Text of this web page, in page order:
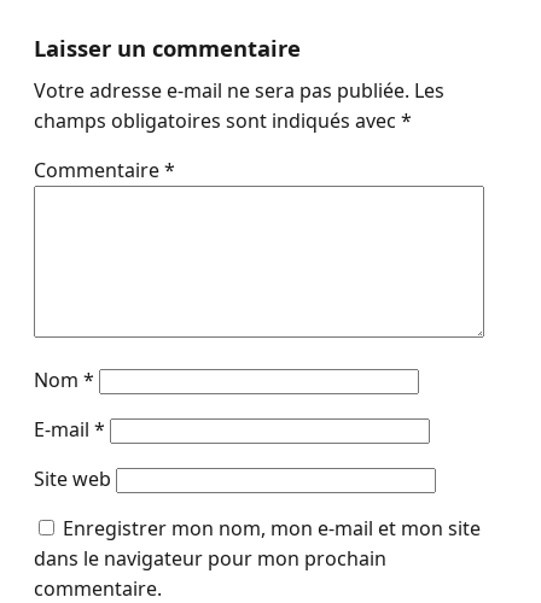
Laisser un commentaire
Votre adresse e-mail ne sera pas publiée. Les
champs obligatoires sont indiqués avec *
Commentaire*
Nom *
E-mail *
Site web
Enregistrer mon nom, mon e-mail et mon site
dans le navigateur pour mon prochain
commentaire.